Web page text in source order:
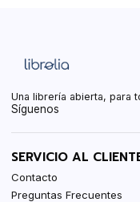
Una librería abierta, para
Síguenos
SERVICIO AL
Contacto
Preguntas Frecuentes